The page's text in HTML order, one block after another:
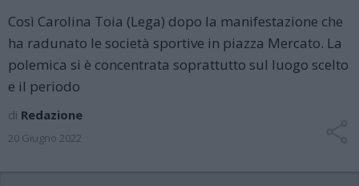
Così Carolina Toia (Lega) dopo la manifestazione che
ha radunato le società sportive in piazza Mercato. La
polemica si è concentrata soprattutto sul luogo scelto
e il periodo
di Redazione
20 Giugno 2022